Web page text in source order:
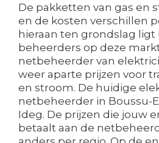
De pakketten van gas en
en de kosten verschillen
hieraan ten grondslag ligt
beheerders op deze
netbeheerder van
weer aparte prijzen voor
en stroom. De huidige
netbeheerder in Boussu-
Ideg. De prijzen die jouw
betaalt aan de